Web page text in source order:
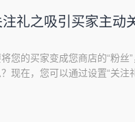
礼之吸引买家主动
您的买家变成您商店的“粉
现在，您可以通过设置“关注
置，迅速提高店铺粉丝！关